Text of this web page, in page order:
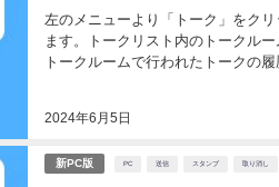
2024年6月5日
左のメニューより「トーク」をク
ます。トークリスト内のトークル
トークルームで行われたトークの
新PC版 PC 送信 スタンプ 取り消し